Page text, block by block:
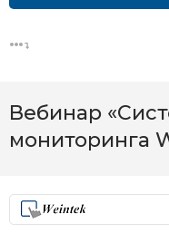
Вебинар
мониторинга